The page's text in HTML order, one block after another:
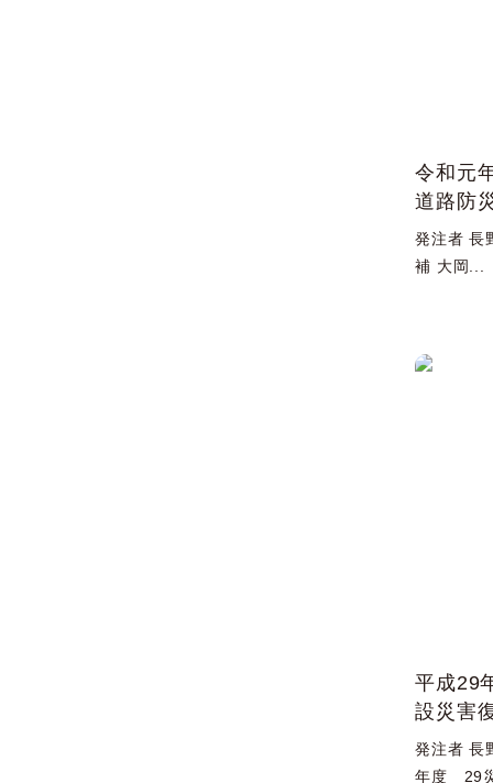
令和元
道路防
発注者 長
補 大岡...
平成29
設災害
発注者 長
年度 29